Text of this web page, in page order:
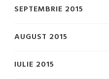
SEPTEMBRIE 2015
AUGUST 2015
IULIE 2015